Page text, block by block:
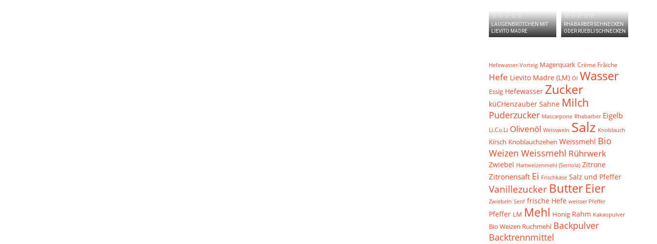
☆☆☆☆☆
LAUGENBRÖTCHEN MIT
LIEVITO MADRE
☆☆☆☆☆
RHABARBER SCHNECKEN
ODER RÜEBLI SCHNECKEN
Hefewasser-Vorteig Magerquark Crème Frâiche
Hefe Lievito Madre (LM) Öl Wasser
Essig Hefewasser Zucker
küCHenzauber Sahne Milch
Puderzucker Mascarpone Rhabarber Eigelb
Li.Co.Li Olivenöl Weisswein Salz Knoblauch
Kirsch Knoblauchzehen Weissmehl Bio
Weizen Weissmehl Rührwerk
Zwiebel Hartweizenmehl (Semola) Zitrone
Zitronensaft Ei Frischkäse Salz und Pfeffer
Vanillezucker ButterEier
Zwiebeln Senf frische Hefe weisser Pfeffer
Pfeffer LM Mehl Honig Rahm Kakaopulver
Bio Weizen Ruchmehl Backpulver
Backtrennmittel